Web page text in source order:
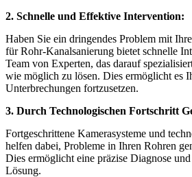
2. Schnelle und Effektive Intervention:
Haben Sie ein dringendes Problem mit
für Rohr-Kanalsanierung bietet schnelle
Team von Experten, das darauf
wie möglich zu lösen. Dies ermöglicht es
Unterbrechungen fortzusetzen.
3. Durch Technologischen Fortschritt
Fortgeschrittene Kamerasysteme und
helfen dabei, Probleme in Ihren Rohren
Dies ermöglicht eine präzise Diagnose
Lösung.